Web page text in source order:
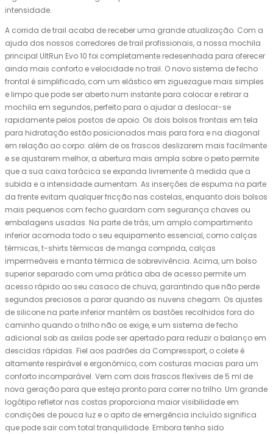
intensidade.
A corrida de trail acaba de receber uma grande atualização. Com a
ajuda dos nossos corredores de trail profissionais, a nossa mochila
principal UltRun Evo 10 foi completamente redesenhada para oferecer
ainda mais conforto e velocidade no trail. O novo sistema de fecho
frontal é simplificado, com um elástico em ziguezague mais simples
e limpo que pode ser aberto num instante para colocar e retirar a
mochila em segundos, perfeito para o ajudar a deslocar-se
rapidamente pelos postos de apoio. Os dois bolsos frontais em tela
para hidratação estão posicionados mais para fora e na diagonal
em relação ao corpo: além de os frascos deslizarem mais facilmente
e se ajustarem melhor, a abertura mais ampla sobre o peito permite
que a sua caixa torácica se expanda livremente à medida que a
subida e a intensidade aumentam. As inserções de espuma na parte
da frente evitam qualquer fricção nas costelas, enquanto dois bolsos
mais pequenos com fecho guardam com segurança chaves ou
embalagens usadas. Na parte de trás, um amplo compartimento
inferior acomoda todo o seu equipamento essencial, como calças
térmicas, t-shirts térmicas de manga comprida, calças
impermeáveis ​​e manta térmica de sobrevivência. Acima, um bolso
superior separado com uma prática aba de acesso permite um
acesso rápido ao seu casaco de chuva, garantindo que não perde
segundos preciosos a parar quando as nuvens chegam. Os ajustes
de silicone na parte inferior mantêm os bastões recolhidos fora do
caminho quando o trilho não os exige, e um sistema de fecho
adicional sob as axilas pode ser apertado para reduzir o balanço em
descidas rápidas. Fiel aos padrões da Compressport, o colete é
altamente respirável e ergonómico, com costuras macias para um
conforto incomparável. Vem com dois frascos flexíveis de 5 ml de
nova geração para que esteja pronto para correr no trilho. Um grande
logótipo refletor nas costas proporciona maior visibilidade em
condições de pouca luz e o apito de emergência incluído significa
que pode sair com total tranquilidade. Embora tenha sido